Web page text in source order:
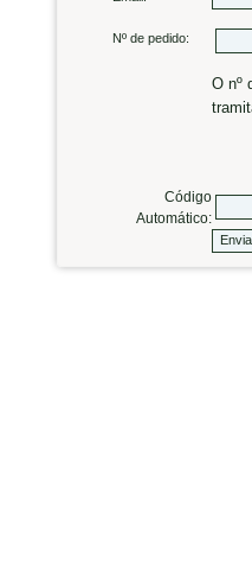
Nº de pedido:
O nº
Código
Automático: